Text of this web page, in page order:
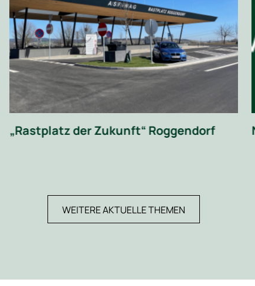
„Rastplatz der Zukunft“ Roggendorf
WEITERE AKTUELLE THEMEN